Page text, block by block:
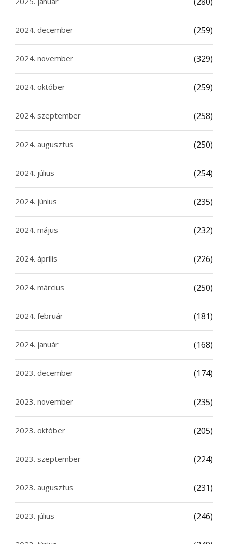
2024. december (259)
2024. november (329)
2024. október (259)
2024. szeptember (258)
2024. augusztus (250)
2024. július (254)
2024. június (235)
2024. május (232)
2024. április (226)
2024. március (250)
2024. február (181)
2024. január (168)
2023. december (174)
2023. november (235)
2023. október (205)
2023. szeptember (224)
2023. augusztus (231)
2023. július (246)